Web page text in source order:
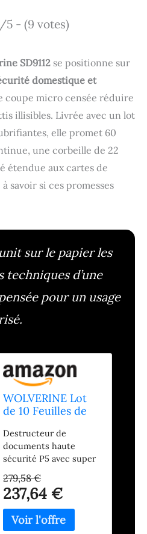
5 - (9 votes)
SD9112 se positionne sur
domestique et
coupe micro censée réduire
illisibles. Livrée avec un lot
elle promet 60
une corbeille de 22
étendue aux cartes de
savoir si ces promesses
sur le papier les
d’une
pour un usage
WOLVERINE Lot
de 10 Feuilles de
sécurité pour
déchiqueteuse de
Documents 60
Minutes avec
Super Micro
Coupe pour Papier
Lourd, CD, Ultra
Longue durée et
Destructeur de
documents haute
sécurité P5 avec super
micro coupe pour
protéger les
informations
confidentielles ; le
couteau dans la fente
279,58 €
237,64 €